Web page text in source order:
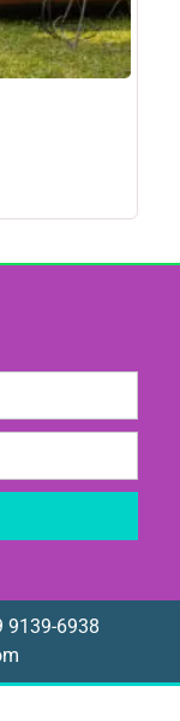
9139-6938